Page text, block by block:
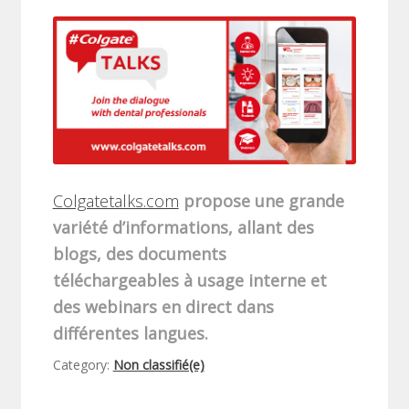
Colgatetalks.com propose une grande
variété d’informations, allant des
blogs, des documents
téléchargeables à usage interne et
des webinars en direct dans
différentes langues.
Category: Non classifié(e)